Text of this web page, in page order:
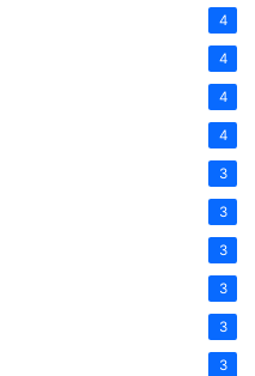
4
4
4
4
3
3
3
3
3
3